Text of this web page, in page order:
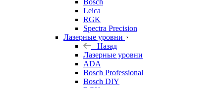
Bosch
Leica
RGK
Spectra Precision
Лазерные уровни
Назад
Лазерные уровни
ADA
Bosch Professional
Bosch DIY